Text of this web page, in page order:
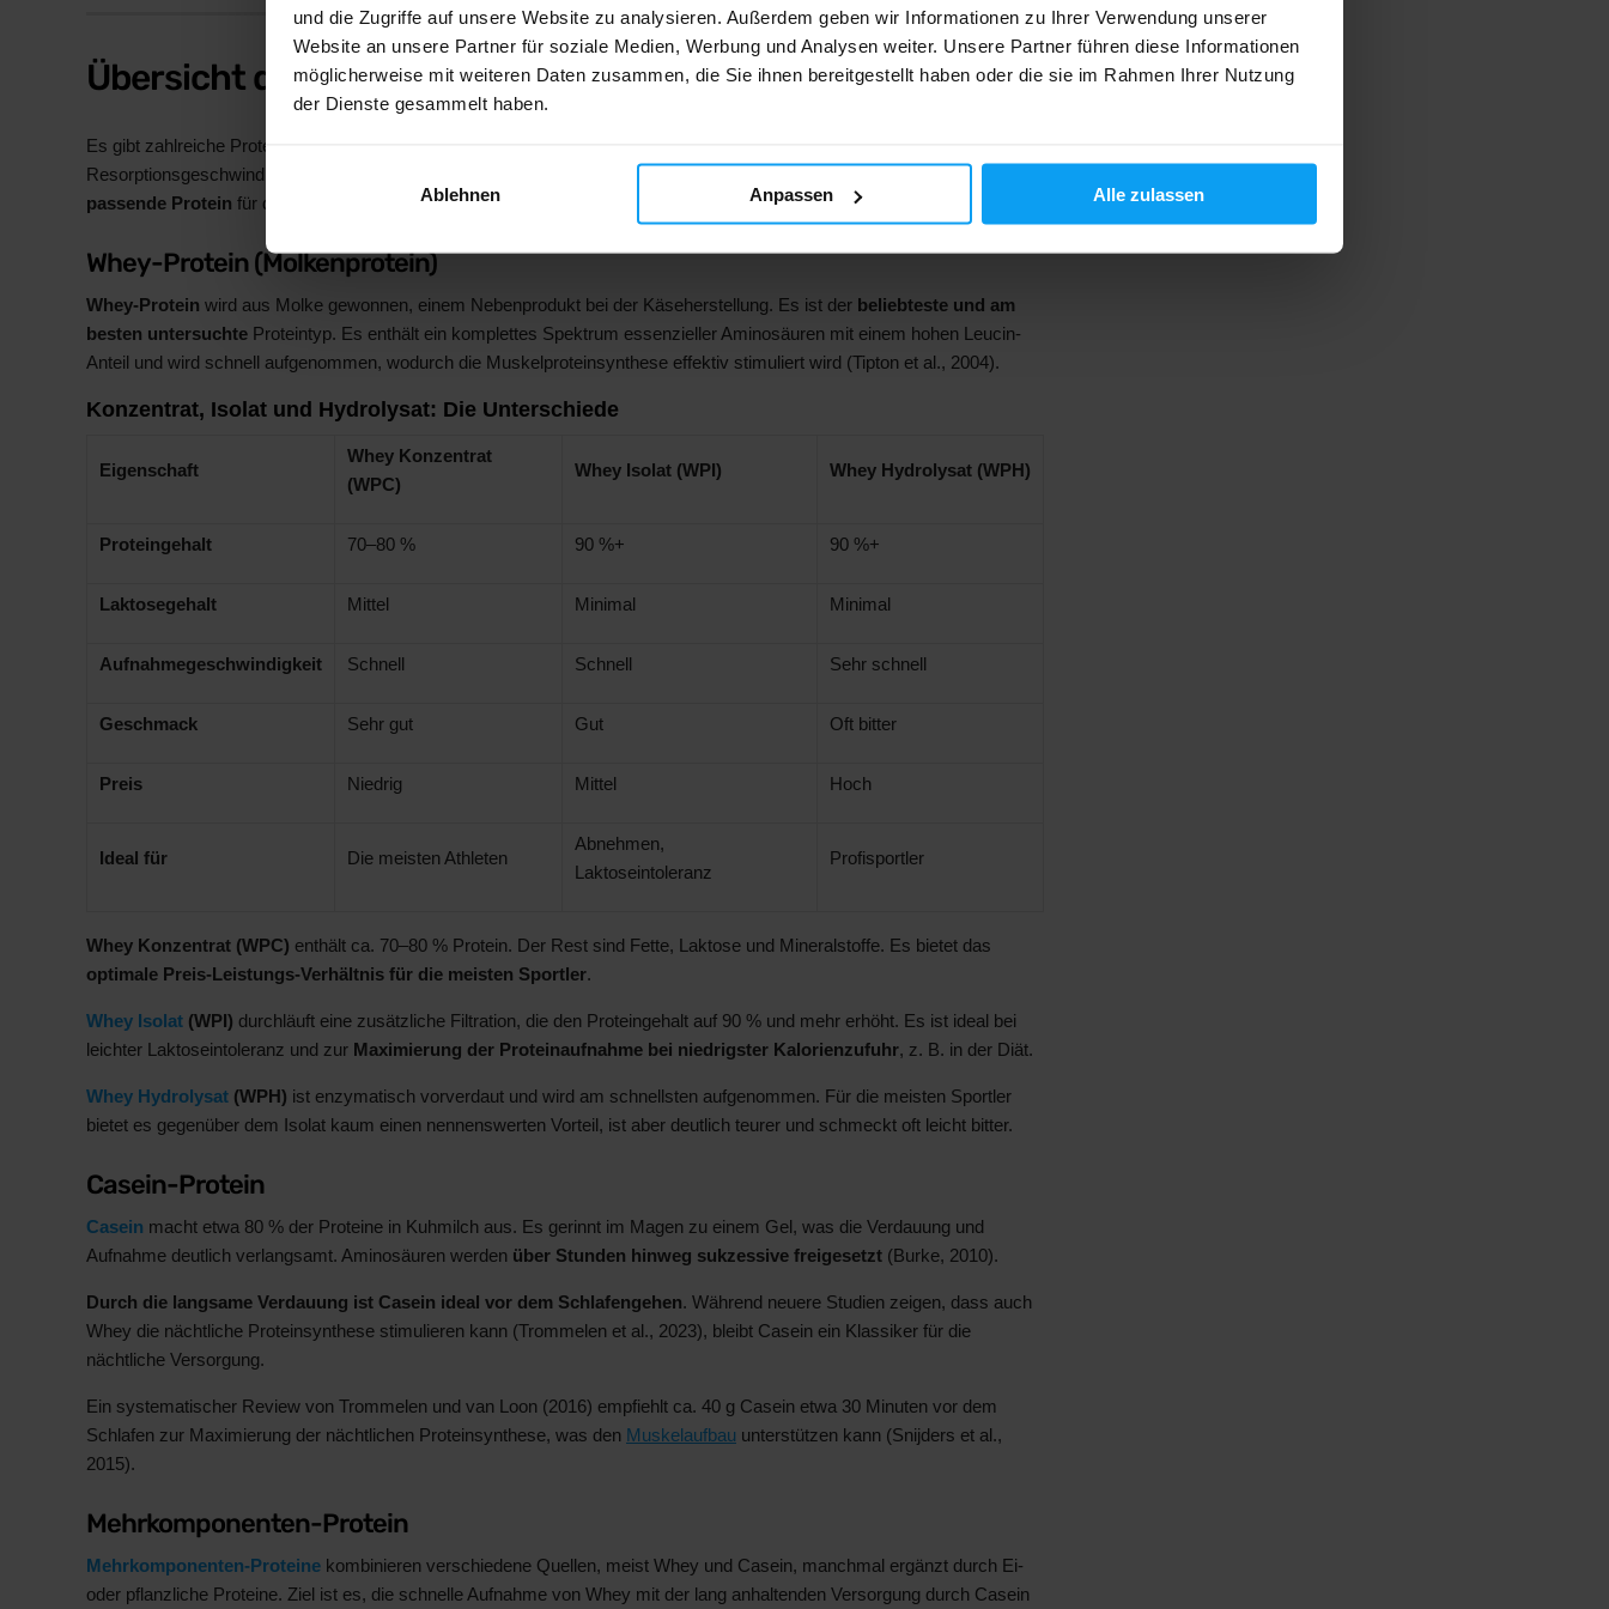
und die Zugriffe auf unsere Website zu analysieren. Außerdem geben wir Informationen zu Ihrer Verwendung unserer
Website an unsere Partner für soziale Medien, Werbung und Analysen weiter. Unsere Partner führen diese Informationen
möglicherweise mit weiteren Daten zusammen, die Sie ihnen bereitgestellt haben oder die sie im Rahmen Ihrer Nutzung
der Dienste gesammelt haben.
Ablehnen Anpassen Alle zulassen
Übersicht der Protein-Arten
Es gibt zahlreiche Protein-Pulver auf dem Markt. Jeder Typ hat unterschiedliche Eigenschaften,
Resorptionsgeschwindigkeiten und Einsatzgebiete. Diese Übersicht hilft dir dabei, die Unterschiede zu verstehen und
passende Protein für dich zu finden.
Whey-Protein (Molkenprotein)
Whey-Protein wird aus Molke gewonnen, einem Nebenprodukt bei der Käseherstellung. Es ist der beliebteste und am
besten untersuchte Proteintyp. Es enthält ein komplettes Spektrum essenzieller Aminosäuren mit einem hohen Leucin-
Anteil und wird schnell aufgenommen, wodurch die Muskelproteinsynthese effektiv stimuliert wird (Tipton et al., 2004).
Konzentrat, Isolat und Hydrolysat: Die Unterschiede
Eigenschaft
Whey Konzentrat
(WPC)
Whey Isolat (WPI) Whey Hydrolysat (WPH)
Proteingehalt 70–80 % 90 %+ 90 %+
Laktosegehalt Mittel Minimal Minimal
Aufnahmegeschwindigkeit Schnell Schnell Sehr schnell
Geschmack Sehr gut Gut Oft bitter
Preis Niedrig Mittel Hoch
Ideal für Die meisten Athleten
Abnehmen,
Laktoseintoleranz
Profisportler
Whey Konzentrat (WPC) enthält ca. 70–80 % Protein. Der Rest sind Fette, Laktose und Mineralstoffe. Es bietet das
optimale Preis-Leistungs-Verhältnis für die meisten Sportler.
Whey Isolat (WPI) durchläuft eine zusätzliche Filtration, die den Proteingehalt auf 90 % und mehr erhöht. Es ist ideal bei
leichter Laktoseintoleranz und zur Maximierung der Proteinaufnahme bei niedrigster Kalorienzufuhr, z. B. in der Diät.
Whey Hydrolysat (WPH) ist enzymatisch vorverdaut und wird am schnellsten aufgenommen. Für die meisten Sportler
bietet es gegenüber dem Isolat kaum einen nennenswerten Vorteil, ist aber deutlich teurer und schmeckt oft leicht bitter.
Casein-Protein
Casein macht etwa 80 % der Proteine in Kuhmilch aus. Es gerinnt im Magen zu einem Gel, was die Verdauung und
Aufnahme deutlich verlangsamt. Aminosäuren werden über Stunden hinweg sukzessive freigesetzt (Burke, 2010).
Durch die langsame Verdauung ist Casein ideal vor dem Schlafengehen. Während neuere Studien zeigen, dass auch
Whey die nächtliche Proteinsynthese stimulieren kann (Trommelen et al., 2023), bleibt Casein ein Klassiker für die
nächtliche Versorgung.
Ein systematischer Review von Trommelen und van Loon (2016) empfiehlt ca. 40 g Casein etwa 30 Minuten vor dem
Schlafen zur Maximierung der nächtlichen Proteinsynthese, was den Muskelaufbau unterstützen kann (Snijders et al.,
2015).
Mehrkomponenten-Protein
Mehrkomponenten-Proteine kombinieren verschiedene Quellen, meist Whey und Casein, manchmal ergänzt durch Ei-
oder pflanzliche Proteine. Ziel ist es, die schnelle Aufnahme von Whey mit der lang anhaltenden Versorgung durch Casein